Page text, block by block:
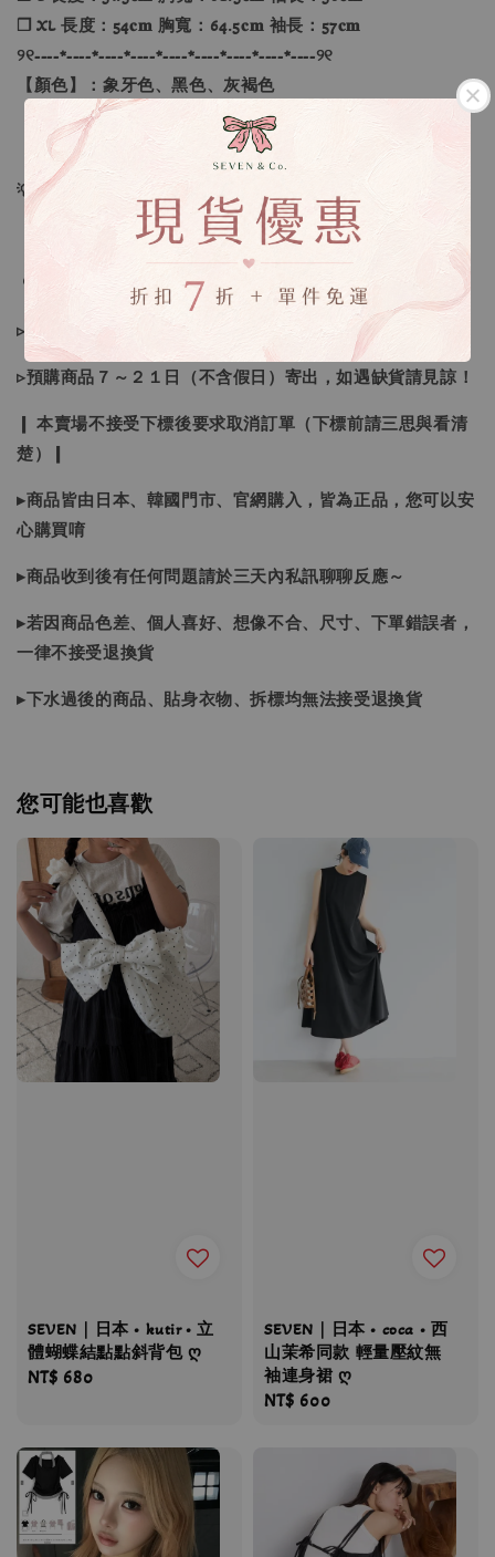
❐ XL 長度：54𝐜𝐦 胸寬：64.5𝐜𝐦 袖長：57𝐜𝐦
୨୧----*----*----*----*----*----*----*----*----୨୧
【顏色】：象牙色、黑色、灰褐色
【尺寸】：S、M、L、XL
💡訂單依照下單順序為主唷！
🔍IG搜尋：Sevenjewelry.co
▹現貨商品１～３日內寄出
▹預購商品７～２１日（不含假日）寄出，如遇缺貨請見諒！
❙ 本賣場不接受下標後要求取消訂單（下標前請三思與看清
楚）❙
▸商品皆由日本、韓國門市、官網購入，皆為正品，您可以安
心購買唷
▸商品收到後有任何問題請於三天內私訊聊聊反應～
▸若因商品色差、個人喜好、想像不合、尺寸、下單錯誤者，
一律不接受退換貨
▸下水過後的商品、貼身衣物、拆標均無法接受退換貨
您可能也喜歡
SEVEN｜日本 • kutir • 立
體蝴蝶結點點斜背包 ღ
Regular
NT$ 680
SEVEN｜日本 • coca • 西
山茉希同款 輕量壓紋無
袖連身裙 ღ
Regular
NT$ 600